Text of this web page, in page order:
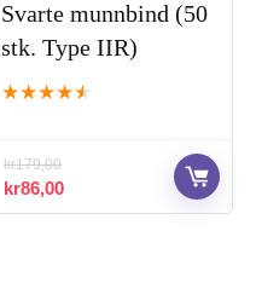
Svarte munnbind (50
stk. Type IIR)
★★★★★
kr179,00
Opprinnelig
pris
kr86,00Nåværende
pris